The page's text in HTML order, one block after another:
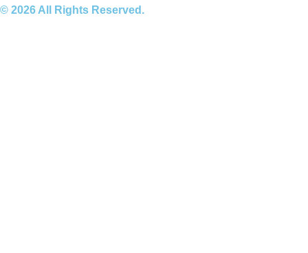
© 2026 All Rights Reserved.